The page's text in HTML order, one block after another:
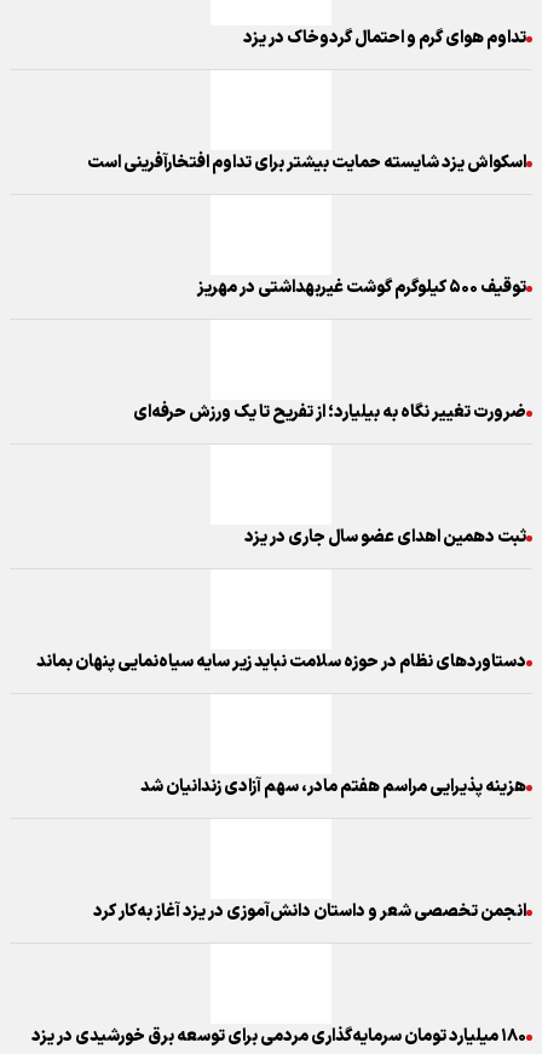
تداوم هوای گرم و احتمال گردوخاک در یزد
اسکواش یزد شایسته حمایت بیشتر برای تداوم افتخارآفرینی است
توقیف ۵۰۰ کیلوگرم گوشت غیربهداشتی در مهریز
ضرورت تغییر نگاه به بیلیارد؛ از تفریح تا یک ورزش حرفه‌ای
ثبت دهمین اهدای عضو سال جاری در یزد
دستاوردهای نظام در حوزه سلامت نباید زیر سایه سیاه‌نمایی پنهان بماند
هزینه پذیرایی مراسم هفتم مادر، سهم آزادی زندانیان شد
انجمن تخصصی شعر و داستان دانش‌آموزی در یزد آغاز به‌کار کرد
۱۸۰ میلیارد تومان سرمایه‌گذاری مردمی برای توسعه برق خورشیدی در یزد